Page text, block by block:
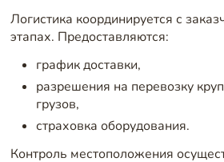
Логистика координируется с
этапах. Предоставляются:
график доставки,
разрешения на перевозку
грузов,
страховка оборудования.
Контроль местоположения